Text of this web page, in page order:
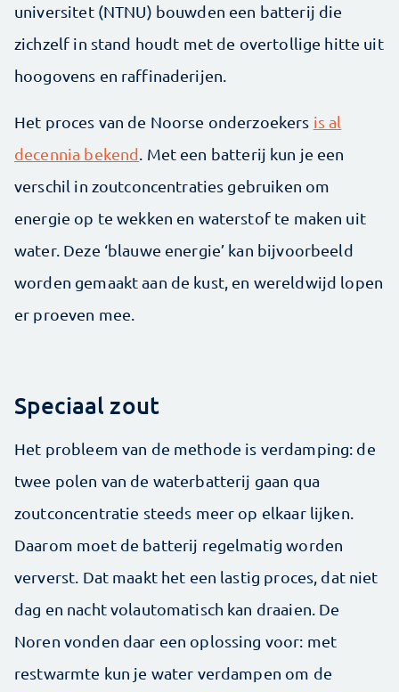
universitet (NTNU) bouwden een batterij die
zichzelf in stand houdt met de overtollige hitte uit
hoogovens en raffinaderijen.
Het proces van de Noorse onderzoekers is al
decennia bekend. Met een batterij kun je een
verschil in zoutconcentraties gebruiken om
energie op te wekken en waterstof te maken uit
water. Deze ‘blauwe energie’ kan bijvoorbeeld
worden gemaakt aan de kust, en wereldwijd lopen
er proeven mee.
Speciaal zout
Het probleem van de methode is verdamping: de
twee polen van de waterbatterij gaan qua
zoutconcentratie steeds meer op elkaar lijken.
Daarom moet de batterij regelmatig worden
ververst. Dat maakt het een lastig proces, dat niet
dag en nacht volautomatisch kan draaien. De
Noren vonden daar een oplossing voor: met
restwarmte kun je water verdampen om de